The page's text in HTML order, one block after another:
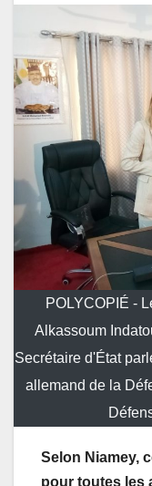
POLYCOPIÉ -
Alkassoum
Secrétaire d'État
allemand de la
Selon Niamey,
pour toutes les